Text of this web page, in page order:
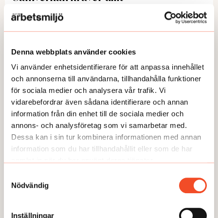
Denna webbplats använder cookies
Vi använder enhetsidentifierare för att anpassa innehållet
och annonserna till användarna, tillhandahålla funktioner
för sociala medier och analysera vår trafik. Vi
vidarebefordrar även sådana identifierare och annan
information från din enhet till de sociala medier och
annons- och analysföretag som vi samarbetar med.
Dessa kan i sin tur kombinera informationen med annan
information som du har tillhandahållit eller som de har
Nödvändig
Inställningar
KAMP För några år sedan ville arbetsgivaren bli av
med honom. I dag tackar chefer för hans
engagemang. Det säger Navid Ghannad, HSO på
hr-specialisterna.
Publicerad:2026-04-02
Visa fler artiklar inom
ÅSIKT